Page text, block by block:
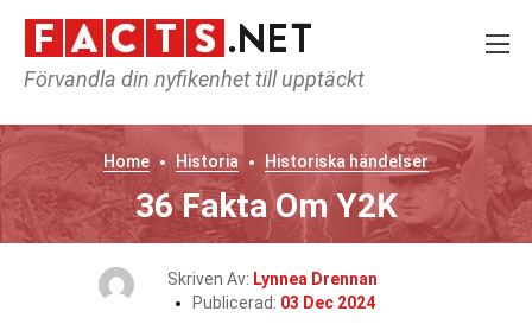
Förvandla din nyfikenhet till upptäckt
Home Historia Historiska händelser
36 Fakta Om Y2K
Skriven Av: Lynnea Drennan
Publicerad: 03 Dec 2024